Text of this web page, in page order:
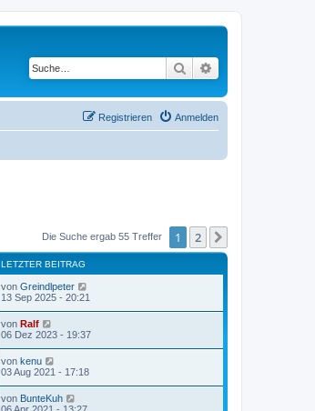
Suche
Anmelden
Registrieren
Die Suche ergab 55 Treffer 1 2
LETZTER BEITRAG
von Greindlpeter
13 Sep 2025 - 20:21
von Ralf
06 Dez 2023 - 19:37
von kenu
03 Aug 2021 - 17:18
von BunteKuh